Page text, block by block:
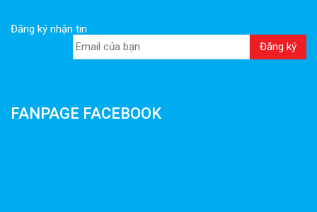
Đăng ký nhận tin
FANPAGE FACEBOOK